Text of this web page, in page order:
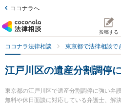
ココナラへ
投稿する
ココナラ法律相談 東京都で法律相談で
江戸川区の遺産分割調停
東京都の江戸川区で遺産分割調停に強い弁
無料や休日面談に対応している弁護士、解